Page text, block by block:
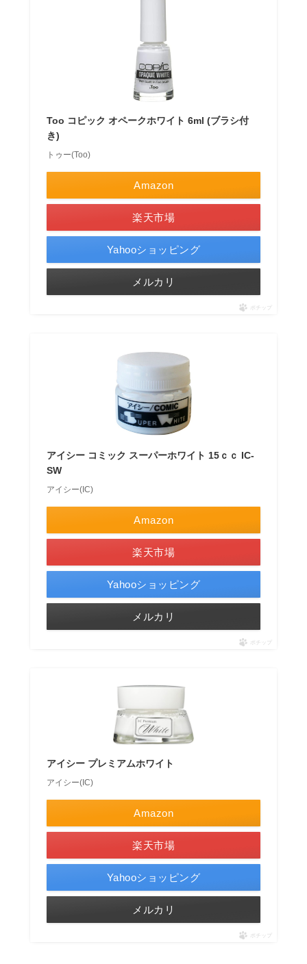
Too コピック オペークホワイト 6ml (ブラシ付
き)
トゥー(Too)
Amazon
楽天市場
Yahooショッピング
メルカリ
ポチップ
アイシー コミック スーパーホワイト 15ｃｃ IC-
SW
アイシー(IC)
Amazon
楽天市場
Yahooショッピング
メルカリ
ポチップ
アイシー プレミアムホワイト
アイシー(IC)
Amazon
楽天市場
Yahooショッピング
メルカリ
ポチップ